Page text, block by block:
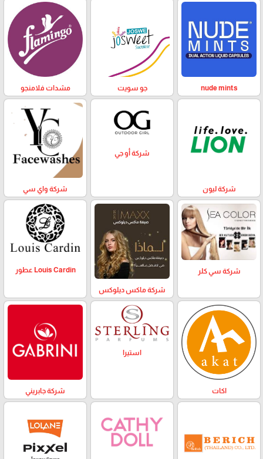
nude mints جو سويت مشدات فلامنجو
شركة ليون
شركة أو جي
شركة واي سي
شركة سي كلر
شركة ماكس ديلوكس
Louis Cardin عطور
اكات
استيرا
شركة جابريني